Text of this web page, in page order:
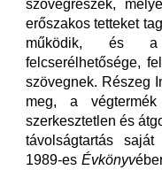
szövegrészek,
erőszakos tetteket
működik, és a
felcserélhetősége,
szövegnek. Részeg
meg, a
szerkesztetlen és
távolságtartás
1989-es Évkönyv